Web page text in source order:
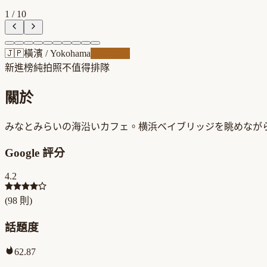
1 / 10
🇯🇵橫濱 /Yokohama
新進榜純拍照不值得排隊
關於
みなとみらいの海沿いカフェ。横浜ベイブリッジを眺めなが
Google 評分
4.2
(98 則)
話題度
62.87